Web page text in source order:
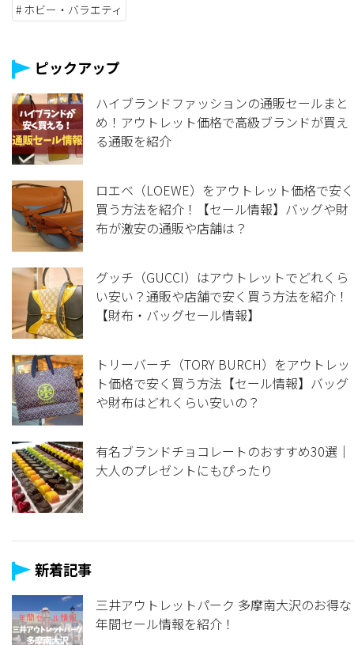
ピックアップ
ハイブランドファッションの通販セールまと
め！アウトレット価格で高級ブランドが買え
る通販を紹介
ロエベ（LOEWE）をアウトレット価格で安く
買う方法を紹介！【セール情報】バッグや財
布が激安の通販や店舗は？
グッチ（GUCCI）はアウトレットでどれくら
い安い？通販や店舗で安く買う方法を紹介！
【財布・バッグセール情報】
トリーバーチ（TORY BURCH）をアウトレッ
ト価格で安く買う方法【セール情報】バッグ
や財布はどれくらい安いの？
有名ブランドチョコレートのおすすめ30選｜
大人のプレゼントにもぴったり
新着記事
三井アウトレットパーク 多摩南大沢のお得な
年間セール情報を紹介！
ホビー・バラエティ